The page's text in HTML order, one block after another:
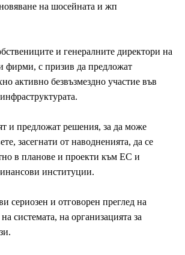
на шосейната и жп
и генералните директори на
фирми, с призив да предложат
активно безвъзмездно участие във
и предложат решения, за да може
засегнати от наводненията, да се
в планове и проекти към ЕС и
институции.
сериозен и отговорен преглед на
системата, на организацията за